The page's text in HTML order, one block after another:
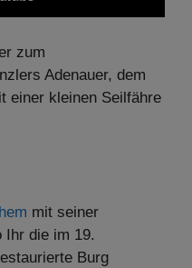
zum
Adenauer, dem
einer kleinen Seilfähre
mit seiner
Ihr die im 19.
Burg